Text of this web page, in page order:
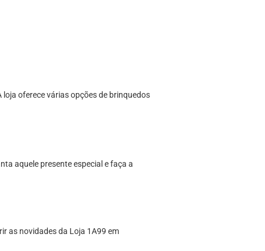
oferece várias opções de brinquedos
aquele presente especial e faça a
as novidades da Loja 1A99 em